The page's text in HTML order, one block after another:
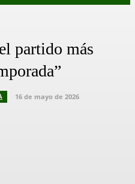
partido más
16 de mayo de 2026